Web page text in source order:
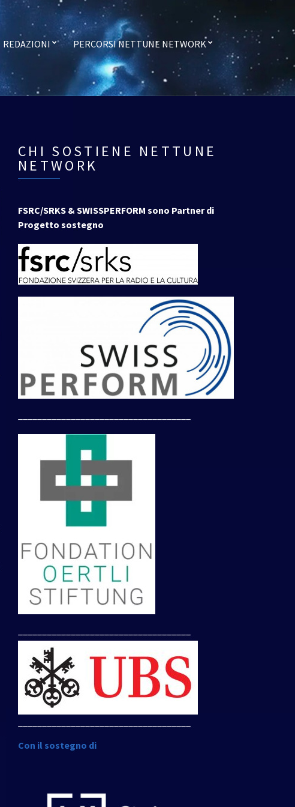
REDAZIONI
PERCORSI NETTUNE NETWORK
CHI SOSTIENE NETTUNE
NETWORK
FSRC/SRKS & SWISSPERFORM sono Partner di
Progetto sostegno
Con il sostegno di